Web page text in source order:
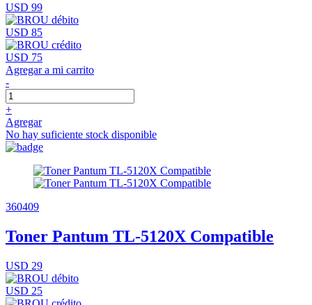
USD 99
USD 85
USD 75
Agregar a mi carrito
-
+
Agregar
No hay suficiente stock disponible
360409
Toner Pantum TL-5120X Compatible
USD 29
USD 25